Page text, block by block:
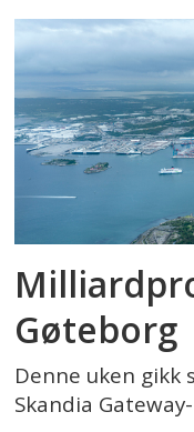
Gøteborg
Denne uken
Skandia